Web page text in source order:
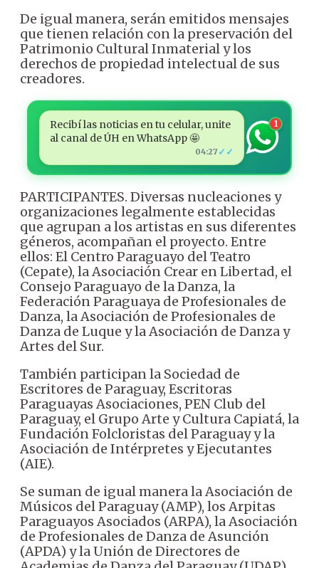
De igual manera, serán emitidos mensajes
que tienen relación con la preservación del
Patrimonio Cultural Inmaterial y los
derechos de propiedad intelectual de sus
creadores.
Recibí las noticias en tu celular, unite
al canal de ÚH en WhatsApp 🤩
04:27 ✓✓
1
PARTICIPANTES. Diversas nucleaciones y
organizaciones legalmente establecidas
que agrupan a los artistas en sus diferentes
géneros, acompañan el proyecto. Entre
ellos: El Centro Paraguayo del Teatro
(Cepate), la Asociación Crear en Libertad, el
Consejo Paraguayo de la Danza, la
Federación Paraguaya de Profesionales de
Danza, la Asociación de Profesionales de
Danza de Luque y la Asociación de Danza y
Artes del Sur.
También participan la Sociedad de
Escritores de Paraguay, Escritoras
Paraguayas Asociaciones, PEN Club del
Paraguay, el Grupo Arte y Cultura Capiatá, la
Fundación Folcloristas del Paraguay y la
Asociación de Intérpretes y Ejecutantes
(AIE).
Se suman de igual manera la Asociación de
Músicos del Paraguay (AMP), los Arpitas
Paraguayos Asociados (ARPA), la Asociación
de Profesionales de Danza de Asunción
(APDA) y la Unión de Directores de